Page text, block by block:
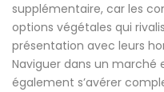
supplémentaire, car les
options végétales qui
présentation avec leurs
Naviguer dans un
également s’avérer